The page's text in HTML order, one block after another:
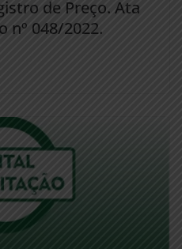
de Preço. Ata
nº 048/2022.